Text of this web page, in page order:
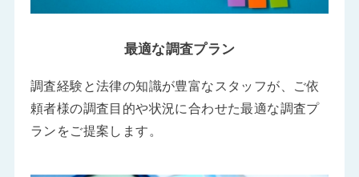
最適な調査プラン
調査経験と法律の知識が豊富なスタッフが、ご依
頼者様の調査目的や状況に合わせた最適な調査プ
ランをご提案します。